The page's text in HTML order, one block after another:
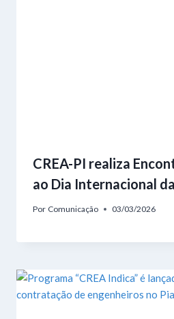
CREA-PI realiza
ao Dia Internacional
Por Comunicação 03/03/2026